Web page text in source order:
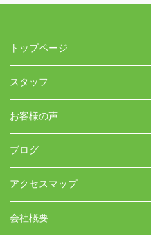
トップページ
スタッフ
お客様の声
ブログ
アクセスマップ
会社概要